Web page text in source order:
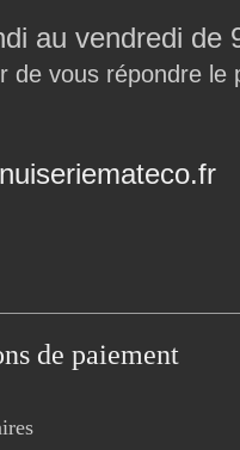
au vendredi
de vous répondre le
de paiement